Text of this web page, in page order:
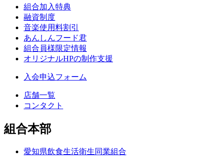
組合加入特典
融資制度
音楽使用料割引
あんしんフード君
組合員様限定情報
オリジナルHPの制作支援
入会申込フォーム
店舗一覧
コンタクト
組合本部
愛知県飲食生活衛生同業組合